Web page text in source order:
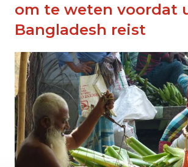
om te weten voordat
Bangladesh reist